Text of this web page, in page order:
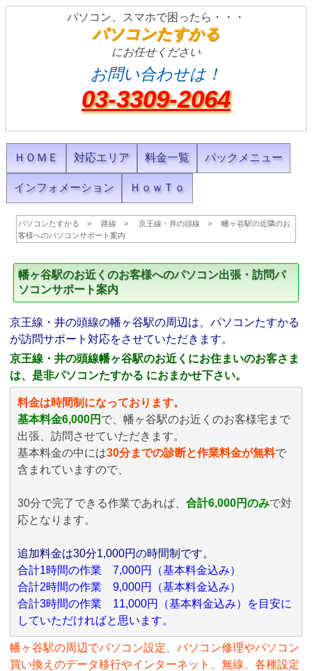
パソコン、スマホで困ったら・・・
パソコンたすかる
にお任せください
お問い合わせは！
03-3309-2064
ＨＯＭＥ 対応エリア 料金一覧 パックメニュー
インフォメーション ＨｏｗＴｏ
パソコンたすかる 路線 京王線・井の頭線
幡ヶ谷駅の近隣のお
客様へのパソコンサポート案内
幡ヶ谷駅のお近くのお客様へのパソコン出張・訪問パ
ソコンサポート案内
京王線・井の頭線の幡ヶ谷駅の周辺は、パソコンたすかる
が訪問サポート対応をさせていただきます。
京王線・井の頭線幡ヶ谷駅のお近くにお住まいのお客さま
は、是非パソコンたすかる におまかせ下さい。
料金は時間制になっております。
基本料金6,000円 で、幡ヶ谷駅のお近くのお客様宅まで
出張、訪問させていただきます。
基本料金の中には30分までの診断と作業料金が無料で
含まれていますので、
30分で完了できる作業であれば、 合計6,000円のみで対
応となります。
追加料金は30分1,000円の時間制です。
合計1時間の作業 7,000円（基本料金込み）
合計2時間の作業 9,000円（基本料金込み）
合計3時間の作業 11,000円（基本料金込み）を目安に
していただければと思います。
幡ヶ谷駅の周辺でパソコン設定、パソコン修理やパソコン
買い換えのデータ移行やインターネット、無線、各種設定